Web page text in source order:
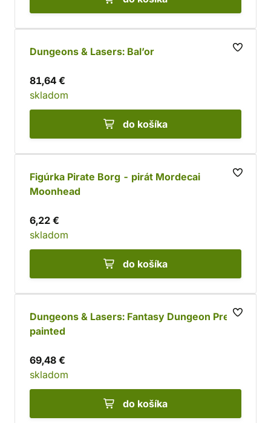
Dungeons & Lasers: Bal’or
81,64 €
skladom
do košíka
Figúrka Pirate Borg - pirát Mordecai
Moonhead
6,22 €
skladom
do košíka
Dungeons & Lasers: Fantasy Dungeon Pre-
painted
69,48 €
skladom
do košíka